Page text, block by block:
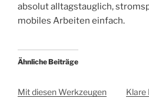
absolut alltagstauglich,
mobiles Arbeiten einfach.
Ähnliche Beiträge
Mit diesen Werkzeugen
Klare